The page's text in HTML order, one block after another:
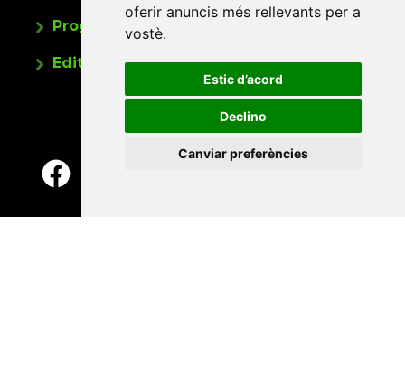
oferir anuncis més rellevants per a
vostè.
Estic d’acord
Declino
Canviar preferències
Programa de publicacions
Editorials universitàries a Twitter